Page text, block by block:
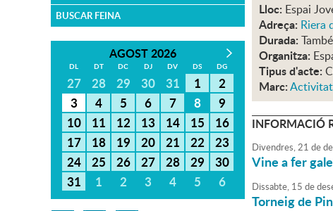
BUSCAR FEINA
AGOST 2026
DL DT DC DJ DV DS DG
27 28 29 30 31 1
2
3
4 5 6 7 8
9
10
11 12 13 14 15
16
17
18 19 20 21 22
23
24
25 26 27 28 29
30
31
1 2 3 4 5 6
Lloc: Espai
Adreça: Riera
Durada:
Organitza:
Tipus d'acte:
Marc:
INFORMACIÓ
Divendres,21 de
Vine a fer
Dissabte, 15 de
Torneig de